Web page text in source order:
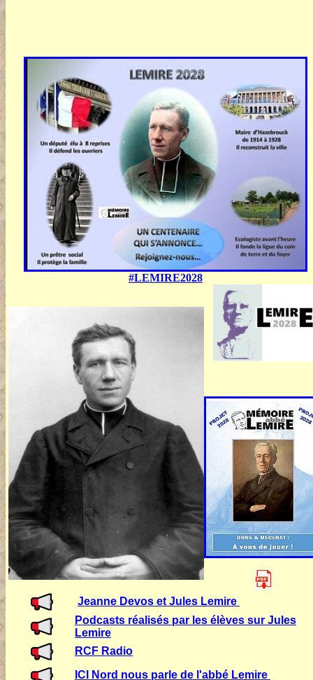
#LEMIRE2028
Jeanne Devos et Jules Lemire
Podcasts réalisés par les élèves sur Jules
Lemire
RCF Radio
ICI Nord nous parle de l'abbé Lemire